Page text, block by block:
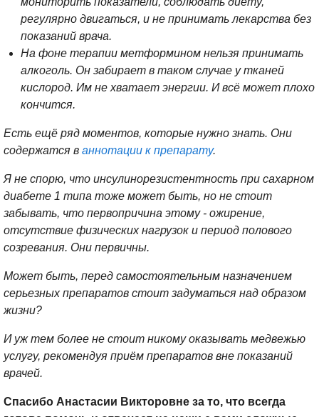
регулярно двигаться, и не принимать лекарства без
показаний врача.
На фоне терапии метформином нельзя принимать
алкоголь. Он забирает в таком случае у тканей
кислород. Им не хватает энергии. И всё может плохо
кончится.
Есть ещё ряд моментов, которые нужно знать. Они
содержатся в аннотации к препарату.
Я не спорю, что инсулинорезистентность при сахарном
диабете 1 типа тоже может быть, но не стоит
забывать, что первопричина этому - ожирение,
отсутствие физических нагрузок и период полового
созревания. Они первичны.
Может быть, перед самостоятельным назначением
серьезных препаратов стоит задуматься над образом
жизни?
И уж тем более не стоит никому оказывать медвежью
услугу, рекомендуя приём препаратов вне показаний
врачей.
Спасибо Анастасии Викторовне за то, что всегда